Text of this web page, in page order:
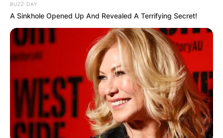
BUZZ DAY
A Sinkhole Opened Up And Revealed A Terrifying Secret!